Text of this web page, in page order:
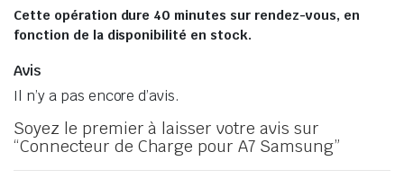
Cette opération dure 40 minutes sur rendez-vous, en
fonction de la disponibilité en stock.
Avis
Il n’y a pas encore d’avis.
Soyez le premier à laisser votre avis sur
“Connecteur de Charge pour A7 Samsung”